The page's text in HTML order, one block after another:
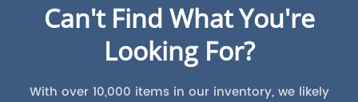
Can't Find What You're
Looking For?
With over 10,000 items in our inventory, we likely